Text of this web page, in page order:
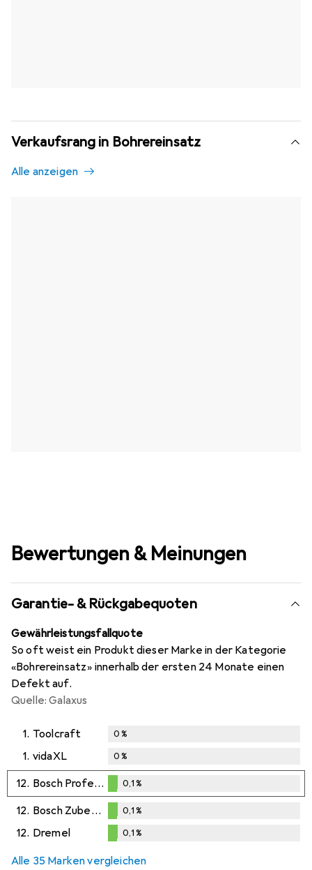
Verkaufsrang in Bohrereinsatz
Alle anzeigen
Bewertungen & Meinungen
Garantie- & Rückgabequoten
Gewährleistungsfallquote
So oft weist ein Produkt dieser Marke in der Kategorie
«Bohrereinsatz» innerhalb der ersten 24 Monate einen
Defekt auf.
Quelle: Galaxus
1. Toolcraft 0%
1. vidaXL 0%
12. Bosch Professional Zubehör
0,1%
0,1%
12. Bosch Zubehör
%
0,1%
12. Dremel 0,1%
Alle 35 Marken vergleichen